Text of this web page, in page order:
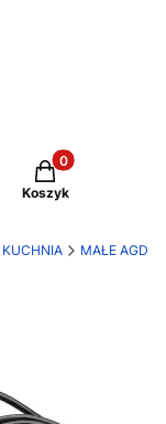
Produkty w
Koszyk
KUCHNIA MAŁE AGD